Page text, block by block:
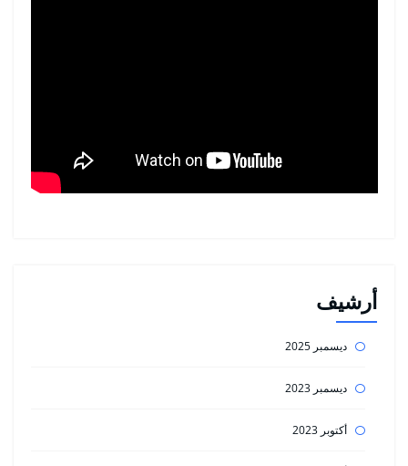
أرشيف
ديسمبر 2025
ديسمبر 2023
أكتوبر 2023